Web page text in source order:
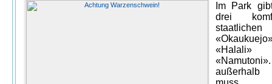
Im Park
drei
staatlichen
außerhalb